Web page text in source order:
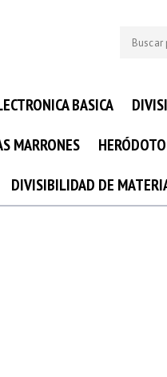
BASICA
MARRONES HERÓDOTO
DIVISIBILIDAD DE